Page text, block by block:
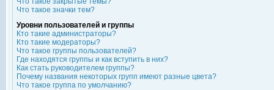
Что такое значки тем?
Уровни пользователей и группы
Кто такие администраторы?
Кто такие модераторы?
Что такое группы пользователей?
Где находятся группы и как вступить в них?
Как стать руководителем группы?
Почему названия некоторых групп имеют разные цвета?
Что такое группа по умолчанию?